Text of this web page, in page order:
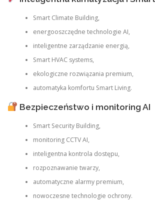
Smart Climate Building,
energooszczędne technologie AI,
inteligentne zarządzanie energią,
Smart HVAC systems,
ekologiczne rozwiązania premium,
automatyka komfortu Smart Living.
Bezpieczeństwo i monitoring AI
Smart Security Building,
monitoring CCTV AI,
inteligentna kontrola dostępu,
rozpoznawanie twarzy,
automatyczne alarmy premium,
nowoczesne technologie ochrony.